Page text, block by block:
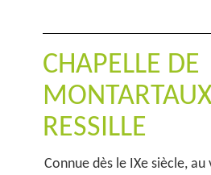
CHAPELLE DE
RESSILLE
Connue dès le IXe siècle,